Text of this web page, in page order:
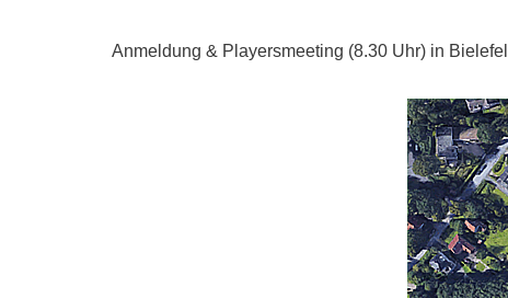
Anmeldung & Playersmeeting (8.30 Uhr) in